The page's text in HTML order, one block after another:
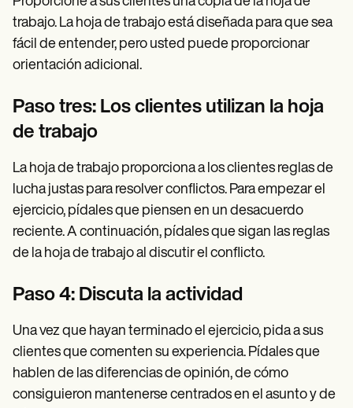
trabajo. La hoja de trabajo está diseñada para que sea
fácil de entender, pero usted puede proporcionar
orientación adicional.
Paso tres: Los clientes utilizan la hoja
de trabajo
La hoja de trabajo proporciona a los clientes reglas de
lucha justas para resolver conflictos. Para empezar el
ejercicio, pídales que piensen en un desacuerdo
reciente. A continuación, pídales que sigan las reglas
de la hoja de trabajo al discutir el conflicto.
Paso 4: Discuta la actividad
Una vez que hayan terminado el ejercicio, pida a sus
clientes que comenten su experiencia. Pídales que
hablen de las diferencias de opinión, de cómo
consiguieron mantenerse centrados en el asunto y de